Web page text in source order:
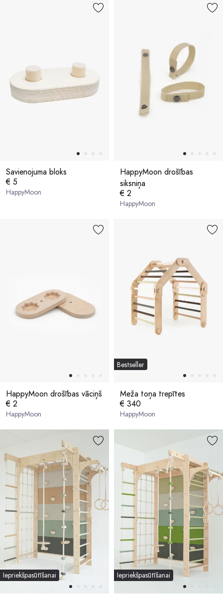
Savienojuma bloks
€ 5
HappyMoon
HappyMoon drošības
siksniņa
€ 2
HappyMoon
HappyMoon drošības vāciņš
€ 2
HappyMoon
Bestseller
Meža toņa trepītes
€ 340
HappyMoon
Iepriekšpasūtīšanai Iepriekšpasūtīšanai